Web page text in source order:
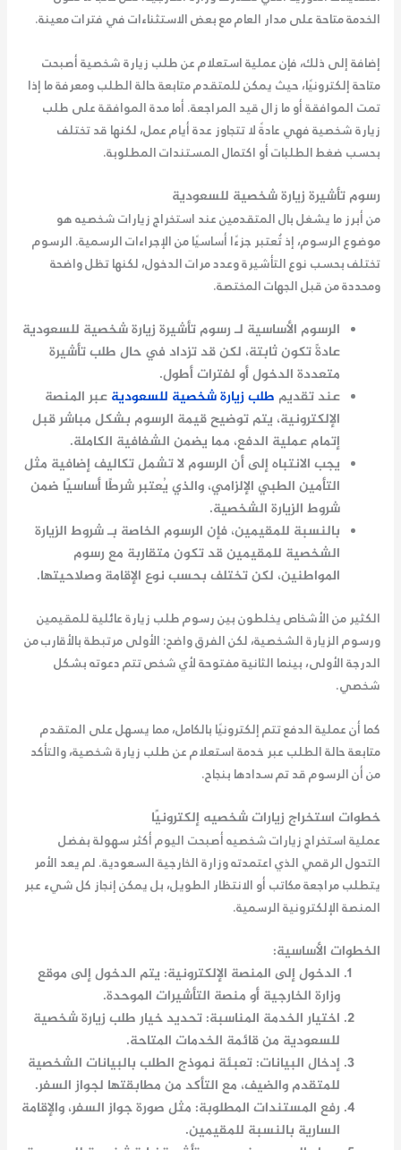
الخدمة متاحة على مدار العام مع بعض الاستثناءات في فترات معينة.
إضافة إلى ذلك، فإن عملية استعلام عن طلب زيارة شخصية أصبحت
متاحة إلكترونيًا، حيث يمكن للمتقدم متابعة حالة الطلب ومعرفة ما إذا
تمت الموافقة أو ما زال قيد المراجعة. أما مدة الموافقة على طلب
زيارة شخصية فهي عادةً لا تتجاوز عدة أيام عمل، لكنها قد تختلف
بحسب ضغط الطلبات أو اكتمال المستندات المطلوبة.
رسوم تأشيرة زيارة شخصية للسعودية
من أبرز ما يشغل بال المتقدمين عند استخراج زيارات شخصيه هو
موضوع الرسوم، إذ تُعتبر جزءًا أساسيًا من الإجراءات الرسمية. الرسوم
تختلف بحسب نوع التأشيرة وعدد مرات الدخول، لكنها تظل واضحة
ومحددة من قبل الجهات المختصة.
الرسوم الأساسية لـ رسوم تأشيرة زيارة شخصية للسعودية
عادةً تكون ثابتة، لكن قد تزداد في حال طلب تأشيرة
متعددة الدخول أو لفترات أطول.
عند تقديم طلب زيارة شخصية للسعودية عبر المنصة
الإلكترونية، يتم توضيح قيمة الرسوم بشكل مباشر قبل
إتمام عملية الدفع، مما يضمن الشفافية الكاملة.
يجب الانتباه إلى أن الرسوم لا تشمل تكاليف إضافية مثل
التأمين الطبي الإلزامي، والذي يُعتبر شرطًا أساسيًا ضمن
شروط الزيارة الشخصية.
بالنسبة للمقيمين، فإن الرسوم الخاصة بـ شروط الزيارة
الشخصية للمقيمين قد تكون متقاربة مع رسوم
المواطنين، لكن تختلف بحسب نوع الإقامة وصلاحيتها.
الكثير من الأشخاص يخلطون بين رسوم طلب زيارة عائلية للمقيمين
ورسوم الزيارة الشخصية، لكن الفرق واضح: الأولى مرتبطة بالأقارب من
الدرجة الأولى، بينما الثانية مفتوحة لأي شخص تتم دعوته بشكل
شخصي.
كما أن عملية الدفع تتم إلكترونيًا بالكامل، مما يسهل على المتقدم
متابعة حالة الطلب عبر خدمةاستعلام عن طلب زيارة شخصية، والتأكد
من أن الرسوم قد تم سدادها بنجاح.
خطوات استخراج زيارات شخصيه إلكترونيًا
عملية استخراج زيارات شخصيه أصبحت اليوم أكثر سهولة بفضل
التحول الرقمي الذي اعتمدته وزارة الخارجية السعودية. لم يعد الأمر
يتطلب مراجعة مكاتب أو الانتظار الطويل، بل يمكن إنجاز كل شيء عبر
المنصة الإلكترونية الرسمية.
الخطوات الأساسية:
الدخول إلى المنصة الإلكترونية: يتم الدخول إلى موقع
وزارة الخارجية أو منصة التأشيرات الموحدة.
اختيار الخدمة المناسبة: تحديد خيارطلب زيارة شخصية
للسعودية من قائمة الخدمات المتاحة.
إدخال البيانات: تعبئة نموذج الطلب بالبيانات الشخصية
للمتقدم والضيف، مع التأكد من مطابقتها لجواز السفر.
رفع المستندات المطلوبة: مثل صورة جواز السفر، والإقامة
السارية بالنسبة للمقيمين.